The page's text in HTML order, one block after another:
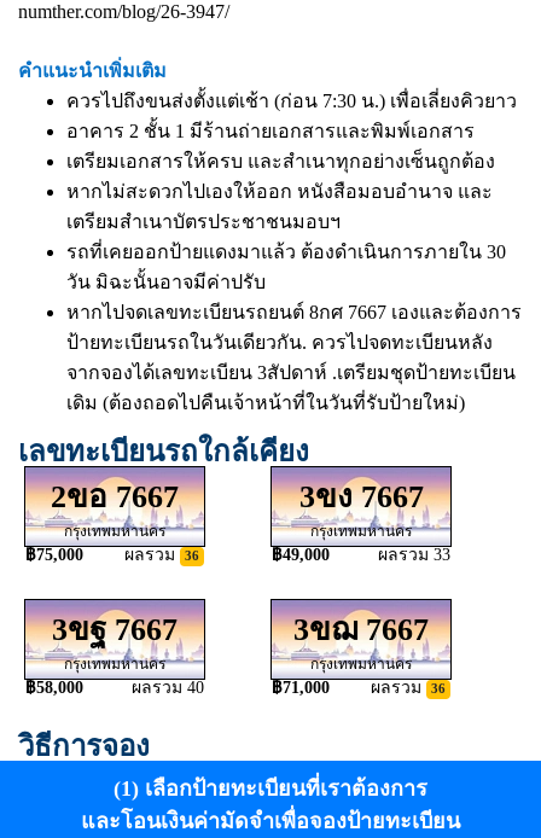
numther.com/blog/26-3947/
คำแนะนำเพิ่มเติม
ควรไปถึงขนส่งตั้งแต่เช้า (ก่อน 7:30 น.) เพื่อเลี่ยงคิวยาว
อาคาร 2 ชั้น 1 มีร้านถ่ายเอกสารและพิมพ์เอกสาร
เตรียมเอกสารให้ครบ และสำเนาทุกอย่างเซ็นถูกต้อง
หากไม่สะดวกไปเองให้ออก หนังสือมอบอำนาจ และ
เตรียมสำเนาบัตรประชาชนมอบฯ
รถที่เคยออกป้ายแดงมาแล้ว ต้องดำเนินการภายใน 30
วัน มิฉะนั้นอาจมีค่าปรับ
หากไปจดเลขทะเบียนรถยนต์ 8กศ 7667 เองและต้องการ
ป้ายทะเบียนรถในวันเดียวกัน. ควรไปจดทะเบียนหลัง
จากจองได้เลขทะเบียน 3สัปดาห์ .เตรียมชุดป้ายทะเบียน
เดิม (ต้องถอดไปคืนเจ้าหน้าที่ในวันที่รับป้ายใหม่)
เลขทะเบียนรถใกล้เคียง
2ขอ 7667
กรุงเทพมหานคร
฿75,000 ผลรวม 36
3ขง 7667
กรุงเทพมหานคร
฿49,000 ผลรวม 33
3ขฐ 7667
กรุงเทพมหานคร
฿58,000 ผลรวม 40
3ขฌ 7667
กรุงเทพมหานคร
฿71,000 ผลรวม 36
วิธีการจอง
(1) เลือกป้ายทะเบียนที่เราต้องการ
และโอนเงินค่ามัดจำเพื่อจองป้ายทะเบียน